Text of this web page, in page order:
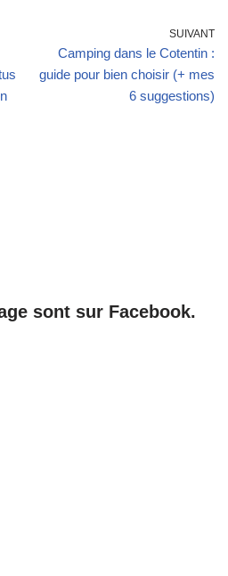
SUIVANT
Camping dans le Cotentin :
guide pour bien choisir (+ mes
6 suggestions)
sont sur Facebook.